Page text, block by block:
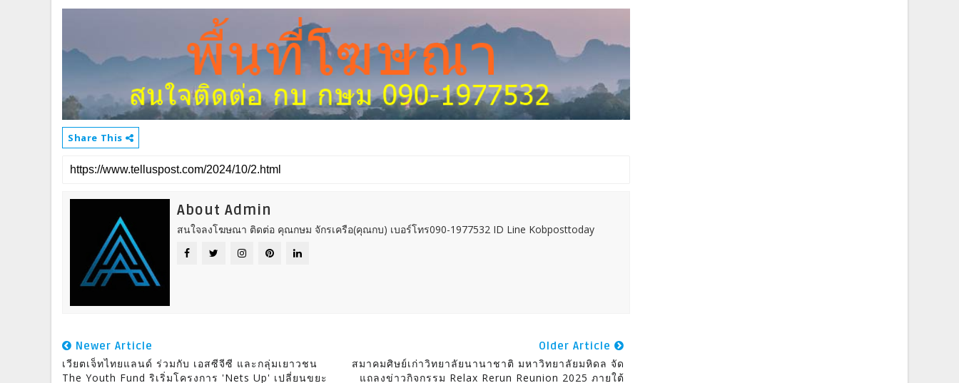
Share This
About Admin
สนใจลงโฆษณา ติดต่อ คุณกษม จักรเครือ(คุณกบ) เบอร์โทร090-1977532 ID Line Kobposttoday
Newer Article
เวียตเจ็ทไทยแลนด์ ร่วมกับ เอสซีจีซี และกลุ่มเยาวชน
The Youth Fund ริเริ่มโครงการ 'Nets Up' เปลี่ยนขยะ
Older Article
สมาคมศิษย์เก่าวิทยาลัยนานาชาติ มหาวิทยาลัยมหิดล จัด
แถลงข่าวกิจกรรม Relax Rerun Reunion 2025 ภายใต้